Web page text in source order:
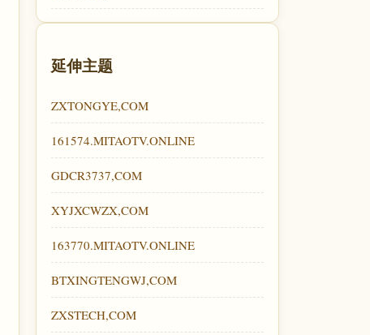
延伸主题
ZXTONGYE,COM
161574.MITAOTV.ONLINE
GDCR3737,COM
XYJXCWZX,COM
163770.MITAOTV.ONLINE
BTXINGTENGWJ,COM
ZXSTECH,COM